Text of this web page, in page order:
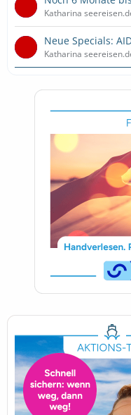
Katharina
Neue Specials:
Katharina